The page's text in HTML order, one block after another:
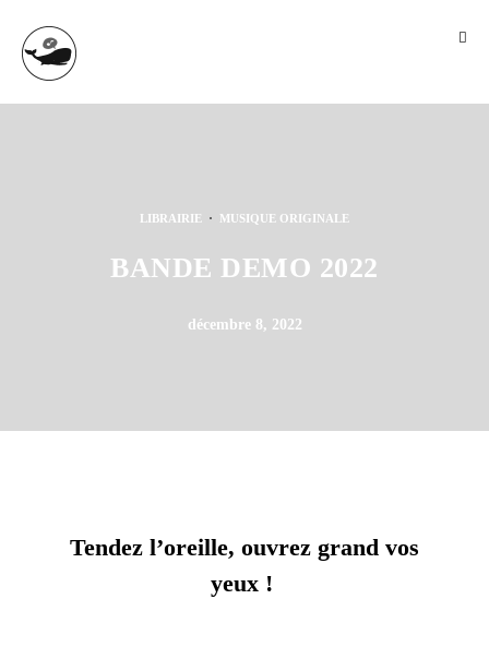
LIBRAIRIE · MUSIQUE ORIGINALE
BANDE DEMO 2022
décembre 8, 2022
Tendez l’oreille, ouvrez grand vos
yeux !